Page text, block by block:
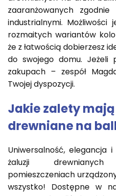
zaaranżowanych
industrialnymi.
rozmaitych wariantów
że z łatwością dobierzesz
do swojego domu. Jeżeli
zakupach – zespół
Twojej dyspozycji.
Jakie zalety
drewniane na
Uniwersalność, elegancja
żaluzji
pomieszczeniach
wszystko! Dostępne w